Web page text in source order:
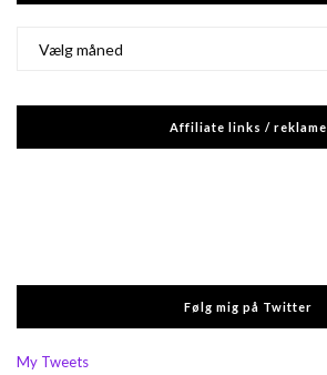
Affiliate links / reklame
Følg mig på Twitter
My Tweets